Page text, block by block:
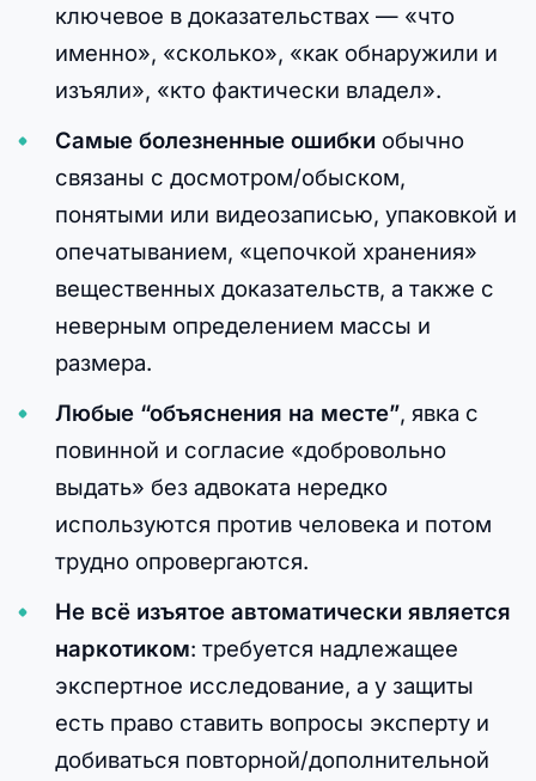
ключевое в доказательствах — «что
именно», «сколько», «как обнаружили и
изъяли», «кто фактически владел».
Самые болезненные ошибки обычно
связаны с досмотром/обыском,
понятыми или видеозаписью, упаковкой и
опечатыванием, «цепочкой хранения»
вещественных доказательств, а также с
неверным определением массы и
размера.
Любые “объяснения на месте”, явка с
повинной и согласие «добровольно
выдать» без адвоката нередко
используются против человека и потом
трудно опровергаются.
Не всё изъятое автоматически является
наркотиком: требуется надлежащее
экспертное исследование, а у защиты
есть право ставить вопросы эксперту и
добиваться повторной/дополнительной